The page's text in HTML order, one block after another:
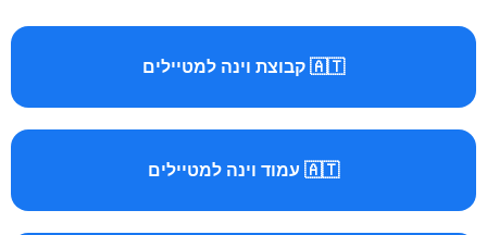
🇦🇹 קבוצת וינה למטיילים
🇦🇹 עמוד וינה למטיילים